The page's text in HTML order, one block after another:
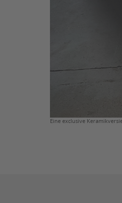
Eine exclusive